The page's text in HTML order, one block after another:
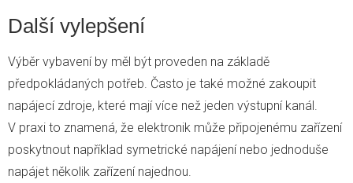
Další vylepšení
Výběr vybavení by měl být proveden na základě
předpokládaných potřeb. Často je také možné zakoupit
napájecí zdroje, které mají více než jeden výstupní kanál.
V praxi to znamená, že elektronik může připojenému zařízení
poskytnout například symetrické napájení nebo jednoduše
napájet několik zařízení najednou.